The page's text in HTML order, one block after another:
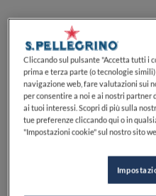
Cliccando sul pulsante "Accetta tutti i
prima e terza parte (o tecnologie
navigazione web, fare valutazioni sui
per consentire a noi e ai nostri
ai tuoi interessi. Scopri di più sulla
tue preferenze cliccando qui o in
"Impostazioni cookie" sul nostro sito